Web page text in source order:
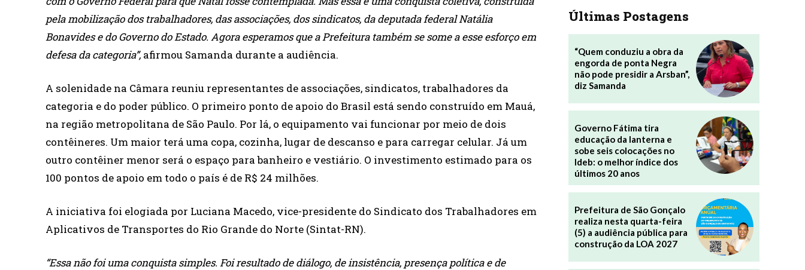
pela mobilização dos trabalhadores, das associações, dos sindicatos, da deputada federal Natália
Bonavides e do Governo do Estado. Agora esperamos que a Prefeitura também se some a esse esforço em
defesa da categoria”, afirmou Samanda durante a audiência.
A solenidade na Câmara reuniu representantes de associações, sindicatos, trabalhadores da
categoria e do poder público. O primeiro ponto de apoio do Brasil está sendo construído em Mauá,
na região metropolitana de São Paulo. Por lá, o equipamento vai funcionar por meio de dois
contêineres. Um maior terá uma copa, cozinha, lugar de descanso e para carregar celular. Já um
outro contêiner menor será o espaço para banheiro e vestiário. O investimento estimado para os
100 pontos de apoio em todo o país é de R$ 24 milhões.
A iniciativa foi elogiada por Luciana Macedo, vice-presidente do Sindicato dos Trabalhadores em
Aplicativos de Transportes do Rio Grande do Norte (Sintat-RN).
“Essa não foi uma conquista simples. Foi resultado de diálogo, de insistência, presença política e de
Últimas Postagens
“Quem conduziu a obra da
engorda de ponta Negra
não pode presidir a Arsban”,
diz Samanda
Governo Fátima tira
educação da lanterna e
sobe seis colocações no
Ideb: o melhor índice dos
últimos 20 anos
Prefeitura de São Gonçalo
realiza nesta quarta-feira
(5) a audiência pública para
construção da LOA 2027